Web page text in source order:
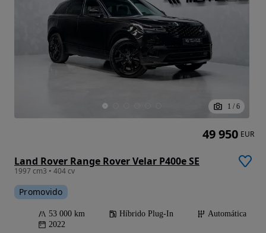
1 / 6
Land Rover Range Rover Velar P400e SE
1997 cm3 • 404 cv
Promovido
53 000 km Híbrido Plug-In
Automática
2022
49 950 EUR